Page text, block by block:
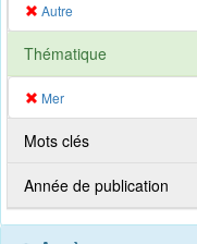
Autre
Thématique
Mer
Mots clés
Année de publication